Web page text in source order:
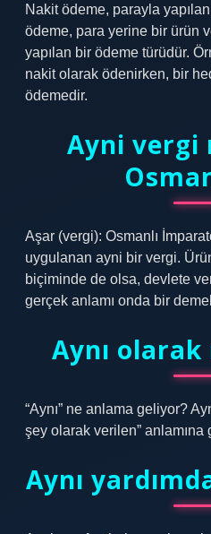
Nakit ödeme, parayla
ödeme, para yerine bir ürün
yapılan bir ödeme türüdür.
nakit olarak ödenirken, bir
ödemedir.
Ayni vergi
Aşar (vergi): Osmanlı
uygulanan ayni bir vergi.
biçiminde de olsa, devlete
gerçek anlamı onda bir
Aynı olarak
“Aynı” ne anlama geliyor?
şey olarak verilen” anlamına
Aynı